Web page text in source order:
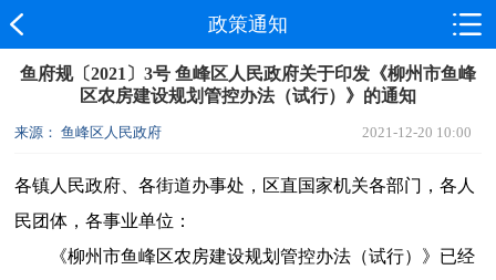
政策通知
鱼府规〔2021〕3号 鱼峰区人民政府关于印发《柳州市鱼峰
区农房建设规划管控办法（试行）》的通知
来源： 鱼峰区人民政府 2021-12-20 10:00
各镇人民政府、各街道办事处，区直国家机关各部门，各人
民团体，各事业单位：
《柳州市鱼峰区农房建设规划管控办法（试行）》已经